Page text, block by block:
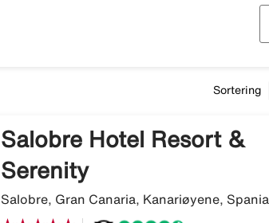
Sortering
Salobre Hotel Resort &
Serenity
Salobre, Gran Canaria, Kanariøyene, Spania